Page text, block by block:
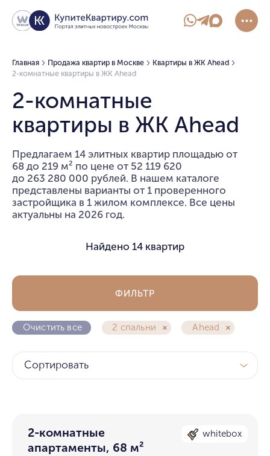
Главная Продажа квартир в Москве
Квартиры в ЖК Ahead
2-комнатные квартиры в ЖК Ahead
2-комнатные
квартиры в ЖК Ahead
Предлагаем 14 элитных квартир площадью от
68 до 219 м² по цене от 52 119 620
до 263 280 000 рублей. В нашем каталоге
представлены варианты от 1 проверенного
застройщика в 1 жилом комплексе. Все цены
актуальны на 2026 год.
Найдено 14 квартир
Очистить все 2 спальни Ahead
ФИЛЬТР
Сортировать
2-комнатные
апартаменты, 68 м²
whitebox